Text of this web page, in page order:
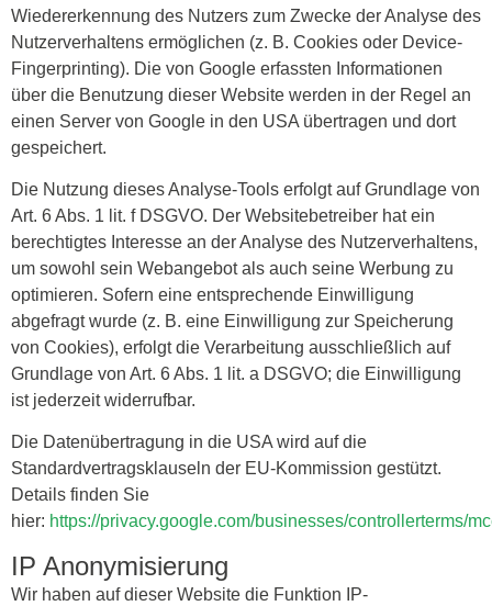
Wiedererkennung des Nutzers zum Zwecke der Analyse des
Nutzerverhaltens ermöglichen (z. B. Cookies oder Device-
Fingerprinting). Die von Google erfassten Informationen
über die Benutzung dieser Website werden in der Regel an
einen Server von Google in den USA übertragen und dort
gespeichert.
Die Nutzung dieses Analyse-Tools erfolgt auf Grundlage von
Art. 6 Abs. 1 lit. f DSGVO. Der Websitebetreiber hat ein
berechtigtes Interesse an der Analyse des Nutzerverhaltens,
um sowohl sein Webangebot als auch seine Werbung zu
optimieren. Sofern eine entsprechende Einwilligung
abgefragt wurde (z. B. eine Einwilligung zur Speicherung
von Cookies), erfolgt die Verarbeitung ausschließlich auf
Grundlage von Art. 6 Abs. 1 lit. a DSGVO; die Einwilligung
ist jederzeit widerrufbar.
Die Datenübertragung in die USA wird auf die
Standardvertragsklauseln der EU-Kommission gestützt.
Details finden Sie
hier: https://privacy.google.com/businesses/controllerterms/
IP Anonymisierung
Wir haben auf dieser Website die Funktion IP-